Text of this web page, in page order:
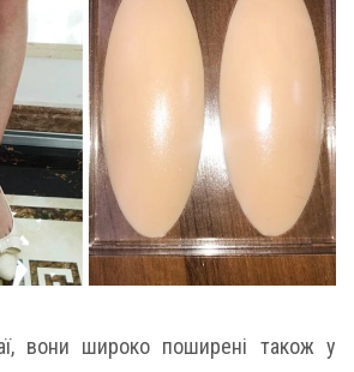
вони широко поширені також у